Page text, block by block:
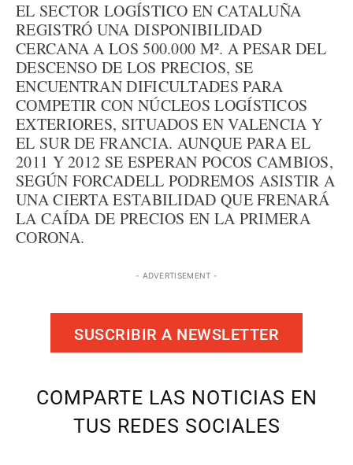
EL SECTOR LOGÍSTICO EN CATALUÑA
REGISTRÓ UNA DISPONIBILIDAD
CERCANA A LOS 500.000 M². A PESAR DEL
DESCENSO DE LOS PRECIOS, SE
ENCUENTRAN DIFICULTADES PARA
COMPETIR CON NÚCLEOS LOGÍSTICOS
EXTERIORES, SITUADOS EN VALENCIA Y
EL SUR DE FRANCIA. AUNQUE PARA EL
2011 Y 2012 SE ESPERAN POCOS CAMBIOS,
SEGÚN FORCADELL PODREMOS ASISTIR A
UNA CIERTA ESTABILIDAD QUE FRENARÁ
LA CAÍDA DE PRECIOS EN LA PRIMERA
CORONA.
- ADVERTISEMENT -
SUSCRIBIR A NEWSLETTER
COMPARTE LAS NOTICIAS EN
TUS REDES SOCIALES